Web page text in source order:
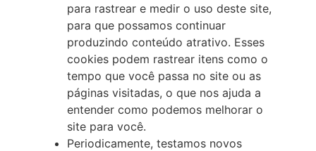
para rastrear e medir o uso deste site,
para que possamos continuar
produzindo conteúdo atrativo. Esses
cookies podem rastrear itens como o
tempo que você passa no site ou as
páginas visitadas, o que nos ajuda a
entender como podemos melhorar o
site para você.
Periodicamente, testamos novos